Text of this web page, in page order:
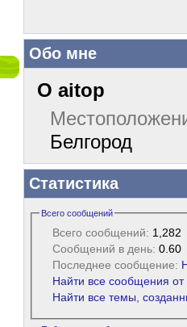
Обо мне
О aitop
Белгород
Статистика
Всего сообщений
Всего сообщений: 1,282
Сообщений в день: 0.60
Последнее сообщение:
Найти все сообщения от
Найти все темы,